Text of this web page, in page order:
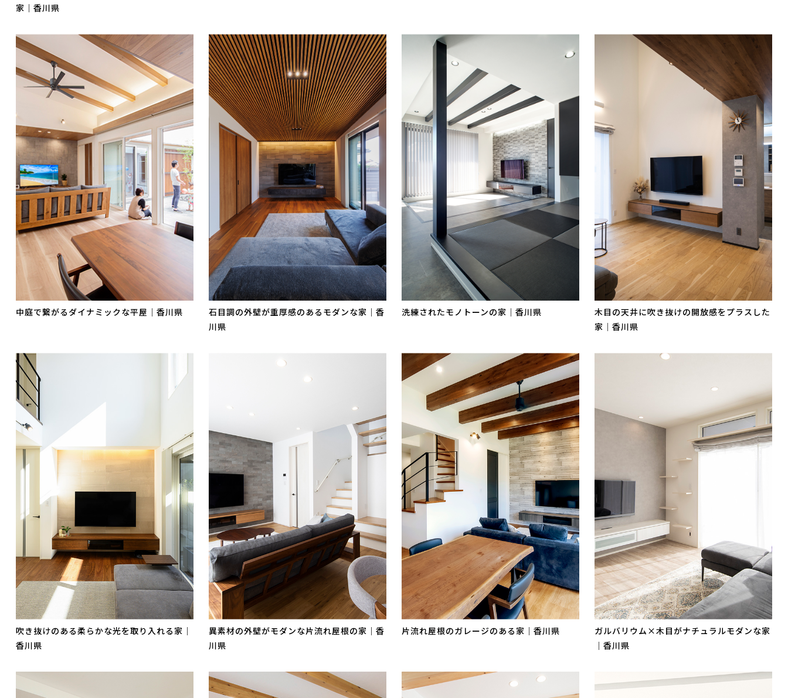
家｜香川県
中庭で繋がるダイナミックな平屋｜香川県
石目調の外壁が重厚感のあるモダンな家｜香
川県
洗練されたモノトーンの家｜香川県
木目の天井に吹き抜けの開放感をプラスした
家｜香川県
吹き抜けのある柔らかな光を取り入れる家｜
香川県
異素材の外壁がモダンな片流れ屋根の家｜香
川県
片流れ屋根のガレージのある家｜香川県
ガルバリウム×木目がナチュラルモダンな家
｜香川県